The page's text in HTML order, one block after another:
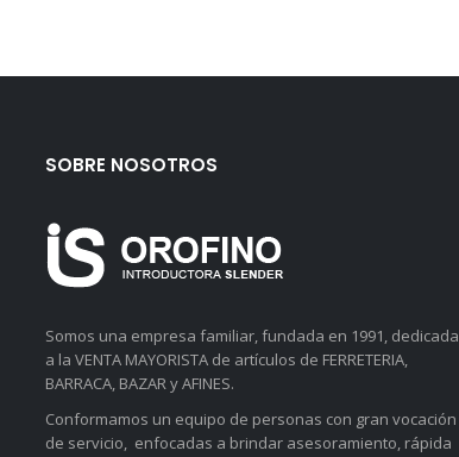
SOBRE NOSOTROS
Somos una empresa familiar, fundada en 1991, dedicada
a la VENTA MAYORISTA de artículos de FERRETERIA,
BARRACA, BAZAR y AFINES.
Conformamos un equipo de personas con gran vocación
de servicio, enfocadas a brindar asesoramiento, rápida